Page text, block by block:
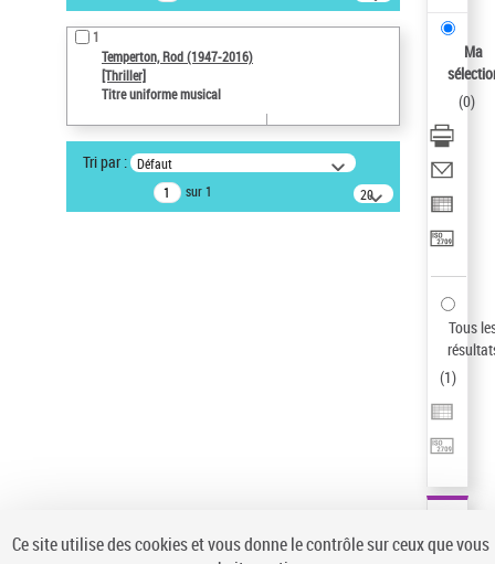
Œuvres liées à l'auteur :
Temperton, Rod (1947-2016)
Type de notice d'autorité
résultats/page
1
Temperton, Rod (1947-2016)
[Thriller]
Titre uniforme musical
Tri par : Défaut
sur 1
20
résultats/page
Ma
(0)
Tous
(1)
Ce site utilise des cookies et vous donne le contrôle sur ceux que vous